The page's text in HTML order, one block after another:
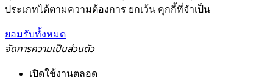
ประเภทได้ตามความต้องการ ยกเว้น คุกกี้ที่จำเป็น
ยอมรับทั้งหมด
จัดการความเป็นส่วนตัว
เปิดใช้งานตลอด